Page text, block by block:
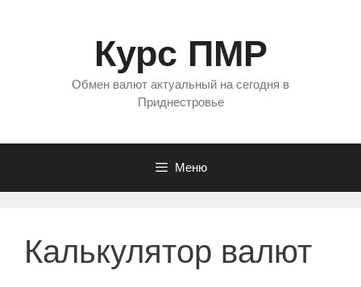
Курс ПМР
Обмен валют актуальный на сегодня в
Приднестровье
Меню
Калькулятор валют